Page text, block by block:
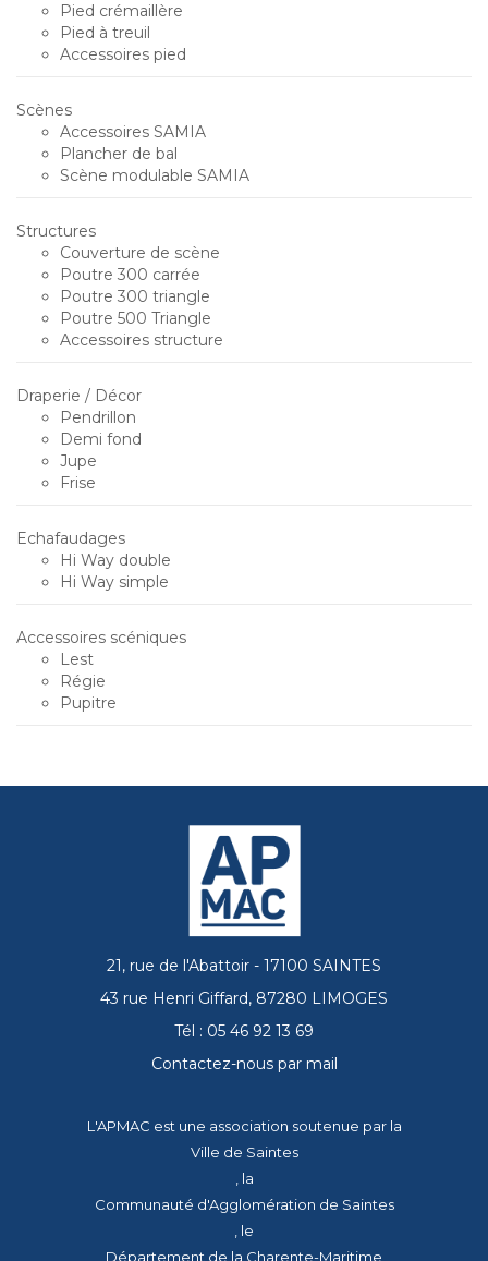
Pied crémaillère
Pied à treuil
Accessoires pied
Scènes
Accessoires SAMIA
Plancher de bal
Scène modulable SAMIA
Structures
Couverture de scène
Poutre 300 carrée
Poutre 300 triangle
Poutre 500 Triangle
Accessoires structure
Draperie / Décor
Pendrillon
Demi fond
Jupe
Frise
Echafaudages
Hi Way double
Hi Way simple
Accessoires scéniques
Lest
Régie
Pupitre
21, rue de l'Abattoir - 17100 SAINTES
43 rue Henri Giffard, 87280 LIMOGES
Tél : 05 46 92 13 69
Contactez-nous par mail
L'APMAC est une association soutenue par la
Ville de Saintes
, la
Communauté d'Agglomération de Saintes
, le
Département de la Charente-Maritime